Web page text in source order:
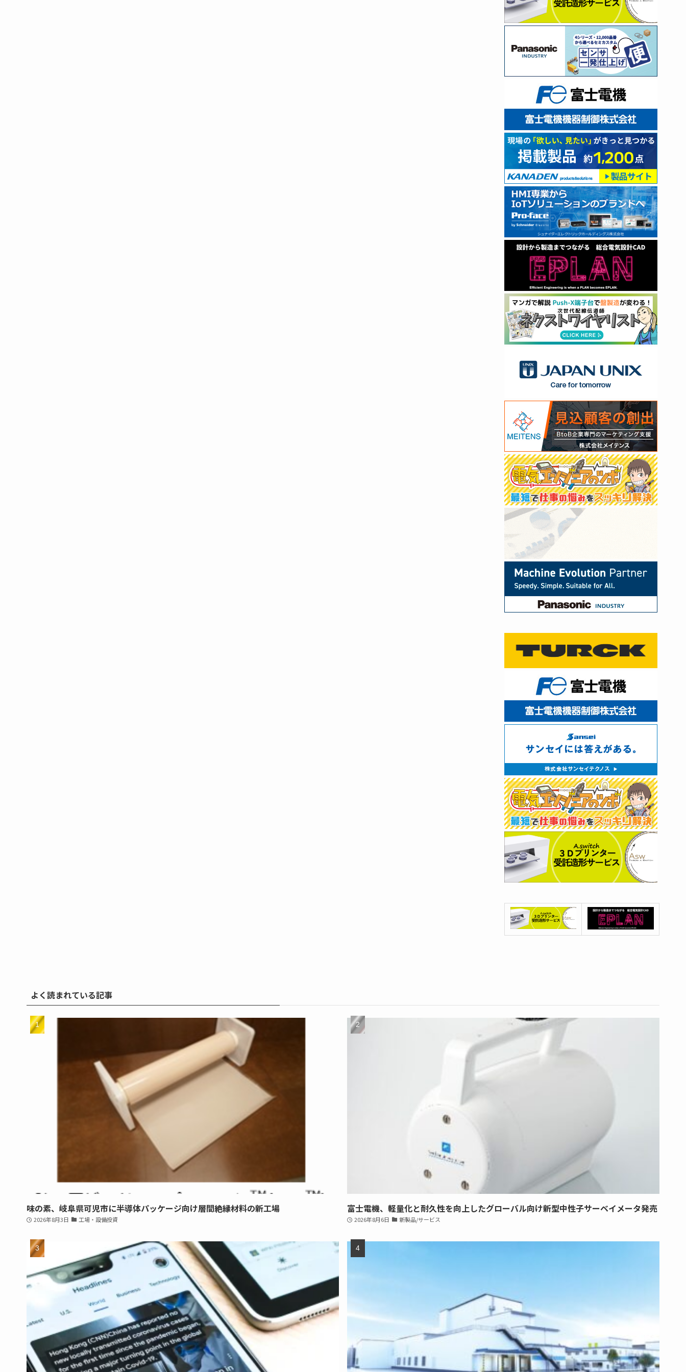
よく読まれている記事
味の素、岐阜県可児市に半導体パッケージ向け層間絶縁材料の新工場
2026年8月3日 工場・設備投資
富士電機、軽量化と耐久性を向上したグローバル向け新型中性子サーベイメータ発売
2026年8月6日 新製品/サービス